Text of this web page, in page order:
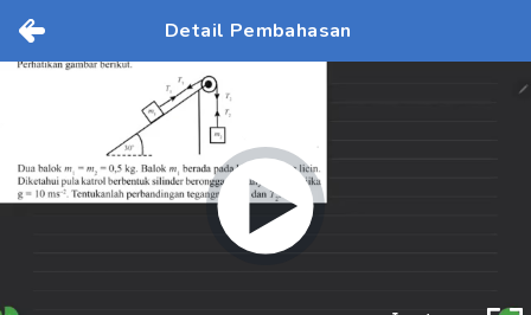
Detail Pembahasan